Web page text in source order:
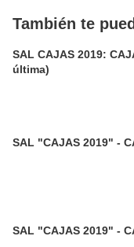
También te
SAL CAJAS 2019: CAJA NÚMERO 7 (Y
última)
SAL "CAJAS 2019" -
SAL "CAJAS 2019" -